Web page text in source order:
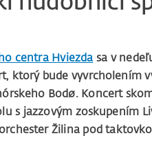
centra Hviezda sa v
ktorý bude vyvrcholením
Bodø. Koncert s
s jazzovým zoskupením
Žilina pod